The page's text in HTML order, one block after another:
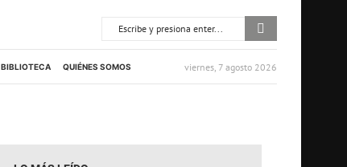
BIBLIOTECA QUIÉNES SOMOS viernes, 7 agosto 2026